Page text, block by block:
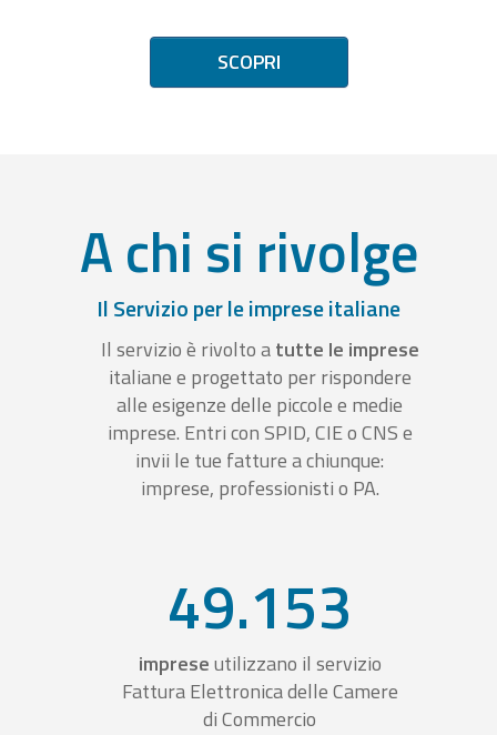
SCOPRI
A chi si rivolge
Il Servizio per le imprese italiane
Il servizio è rivolto atutte le imprese
italiane e progettato per rispondere
alle esigenze delle piccole e medie
imprese. Entri con SPID, CIE o CNS e
invii le tue fatture a chiunque:
imprese, professionisti o PA.
49.153
impreseutilizzano il servizio
Fattura Elettronica delle Camere
di Commercio